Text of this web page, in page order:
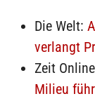
Die Welt:
verlangt
Zeit
Milieu